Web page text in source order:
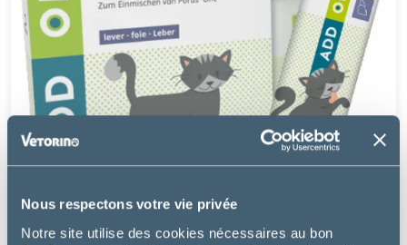
Nous respectons votre vie privée
Notre site utilise des cookies nécessaires au bon